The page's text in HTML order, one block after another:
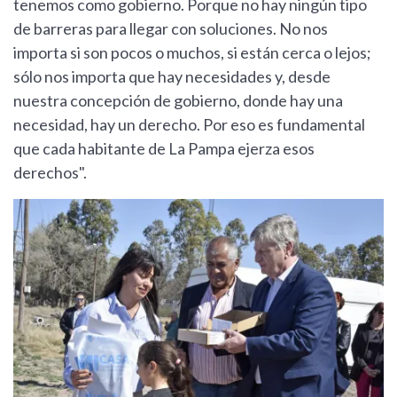
tenemos como gobierno. Porque no hay ningún tipo
de barreras para llegar con soluciones. No nos
importa si son pocos o muchos, si están cerca o lejos;
sólo nos importa que hay necesidades y, desde
nuestra concepción de gobierno, donde hay una
necesidad, hay un derecho. Por eso es fundamental
que cada habitante de La Pampa ejerza esos
derechos".